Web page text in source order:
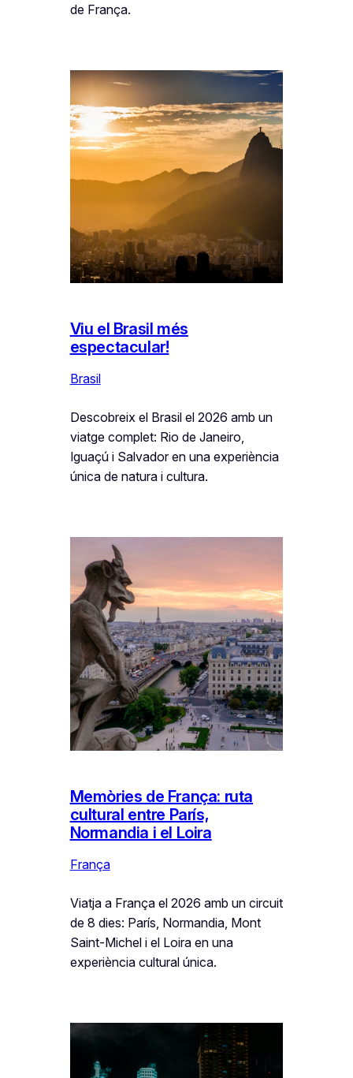
de França.
Viu el Brasil més
espectacular!
Brasil
Descobreix el Brasil el 2026 amb un
viatge complet: Rio de Janeiro,
Iguaçú i Salvador en una experiència
única de natura i cultura.
Memòries de França: ruta
cultural entre París,
Normandia i el Loira
França
Viatja a França el 2026 amb un circuit
de 8 dies: París, Normandia, Mont
Saint-Michel i el Loira en una
experiència cultural única.